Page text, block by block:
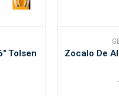
Tolsen
Zocalo De